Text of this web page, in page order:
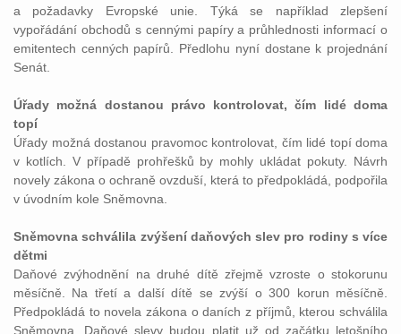
a požadavky Evropské unie. Týká se například zlepšení
vypořádání obchodů s cennými papíry a průhlednosti informací o
emitentech cenných papírů. Předlohu nyní dostane k projednání
Senát.
Úřady možná dostanou právo kontrolovat, čím lidé doma
topí
Úřady možná dostanou pravomoc kontrolovat, čím lidé topí doma
v kotlích. V případě prohřešků by mohly ukládat pokuty. Návrh
novely zákona o ochraně ovzduší, která to předpokládá, podpořila
v úvodním kole Sněmovna.
Sněmovna schválila zvýšení daňových slev pro rodiny s více
dětmi
Daňové zvýhodnění na druhé dítě zřejmě vzroste o stokorunu
měsíčně. Na třetí a další dítě se zvýší o 300 korun měsíčně.
Předpokládá to novela zákona o daních z příjmů, kterou schválila
Sněmovna. Daňové slevy budou platit už od začátku letošního